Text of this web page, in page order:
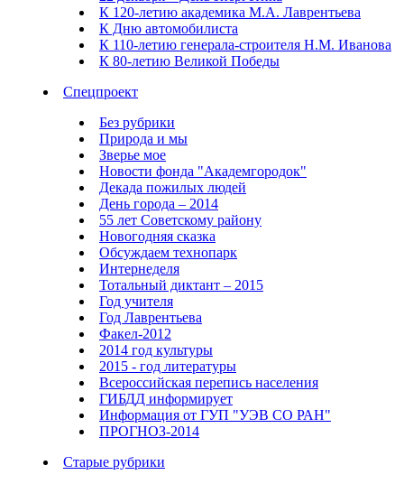
К 120-летию академика М.А. Лаврентьева
К Дню автомобилиста
К 110-летию генерала-строителя Н.М. Иванова
К 80-летию Великой Победы
Спецпроект
Без рубрики
Природа и мы
Зверье мое
Новости фонда "Академгородок"
Декада пожилых людей
День города – 2014
55 лет Советскому району
Новогодняя сказка
Обсуждаем технопарк
Интернеделя
Тотальный диктант – 2015
Год учителя
Год Лаврентьева
Факел-2012
2014 год культуры
2015 - год литературы
Всероссийская перепись населения
ГИБДД информирует
Информация от ГУП "УЭВ СО РАН"
ПРОГНОЗ-2014
Старые рубрики